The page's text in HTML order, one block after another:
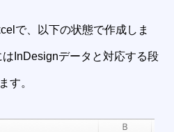
で、以下の状態で作成しま
InDesignデータと対応する段
す。